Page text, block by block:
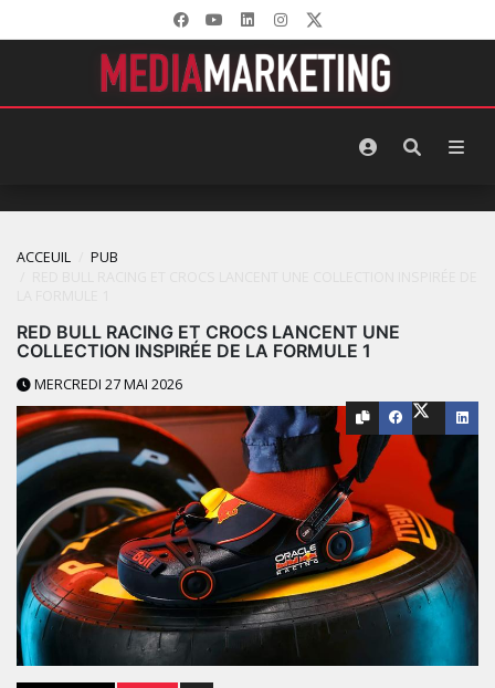
ACCEUIL
PUB
RED BULL RACING ET CROCS LANCENT UNE
COLLECTION INSPIRÉE DE LA FORMULE 1
MERCREDI 27 MAI 2026